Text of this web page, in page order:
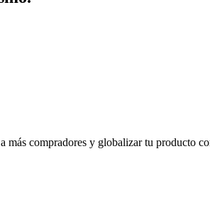
más compradores y globalizar tu producto